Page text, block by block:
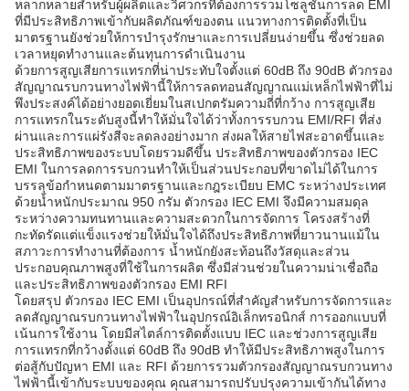
หลากหลายสำหรับผู้ผลิตและวิศวกรที่ต้องการรวมโซลูชันการลด EMI
ที่มีประสิทธิภาพเข้ากับผลิตภัณฑ์ของตน แนวทางการติดตั้งที่เป็น
มาตรฐานยังช่วยให้การบำรุงรักษาและการเปลี่ยนง่ายขึ้น ซึ่งช่วยลด
เวลาหยุดทำงานและต้นทุนการดำเนินงาน
ด้วยการสูญเสียการแทรกที่น่าประทับใจตั้งแต่ 60dB ถึง 90dB ตัวกรอง
สัญญาณรบกวนทางไฟฟ้านี้ให้การลดทอนสัญญาณแม่เหล็กไฟฟ้าที่ไม่
พึงประสงค์ได้อย่างยอดเยี่ยมในสเปกตรัมความถี่ที่กว้าง การสูญเสีย
การแทรกในระดับสูงนี้ทำให้มั่นใจได้ว่าทั้งการรบกวน EMI/RFI ที่ส่ง
ผ่านและการแผ่รังสีจะลดลงอย่างมาก ส่งผลให้สายไฟสะอาดขึ้นและ
ประสิทธิภาพของระบบโดยรวมดีขึ้น ประสิทธิภาพของตัวกรอง IEC
EMI ในการลดการรบกวนทำให้เป็นส่วนประกอบที่ขาดไม่ได้ในการ
บรรลุข้อกำหนดตามมาตรฐานและกฎระเบียบ EMC ระหว่างประเทศ
ด้วยน้ำหนักประมาณ 950 กรัม ตัวกรอง IEC EMI จึงมีความสมดุล
ระหว่างความทนทานและความสะดวกในการจัดการ โครงสร้างที่
กะทัดรัดแต่แข็งแรงช่วยให้มั่นใจได้ถึงประสิทธิภาพที่ยาวนานแม้ใน
สภาวะการทำงานที่ต้องการ น้ำหนักยังสะท้อนถึงวัสดุและส่วน
ประกอบคุณภาพสูงที่ใช้ในการผลิต ซึ่งมีส่วนช่วยในความน่าเชื่อถือ
และประสิทธิภาพของตัวกรอง EMI RFI
โดยสรุป ตัวกรอง IEC EMI เป็นอุปกรณ์ที่สำคัญสำหรับการจัดการและ
ลดสัญญาณรบกวนทางไฟฟ้าในอุปกรณ์อิเล็กทรอนิกส์ การออกแบบที่
เน้นการใช้งาน โดยมีสไตล์การติดตั้งแบบ IEC และช่วงการสูญเสีย
การแทรกที่กว้างตั้งแต่ 60dB ถึง 90dB ทำให้มีประสิทธิภาพสูงในการ
ต่อสู้กับปัญหา EMI และ RFI ด้วยการรวมตัวกรองสัญญาณรบกวนทาง
ไฟฟ้านี้เข้ากับระบบของคุณ คุณสามารถปรับปรุงความเข้ากันได้ทาง